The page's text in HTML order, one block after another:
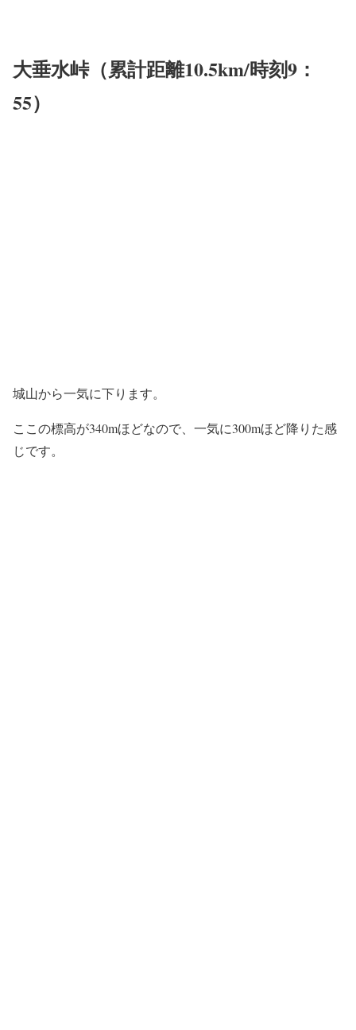
大垂水峠（累計距離10.5km/時刻9：
55）
城山から一気に下ります。
ここの標高が340mほどなので、一気に300mほど降りた感
じです。